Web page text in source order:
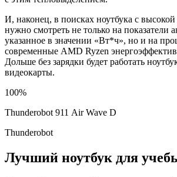
И, наконец, в поисках ноутбука с
нужно смотреть не только на показатели
указанное в значении «Вт*ч», но и на
современные AMD Ryzen
Дольше без зарядки будет работать
видеокарты.
100%
Thunderobot 911 Air Wave D
Thunderobot
Лучший ноутбук для